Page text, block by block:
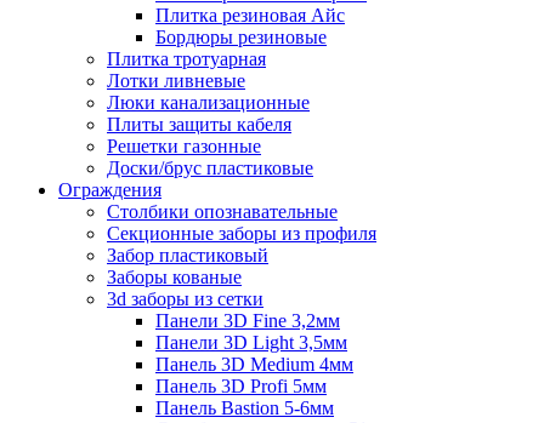
Плитка резиновая Айс
Бордюры резиновые
Плитка тротуарная
Лотки ливневые
Люки канализационные
Плиты защиты кабеля
Решетки газонные
Доски/брус пластиковые
Ограждения
Столбики опознавательные
Секционные заборы из профиля
Забор пластиковый
Заборы кованые
3d заборы из сетки
Панели 3D Fine 3,2мм
Панели 3D Light 3,5мм
Панель 3D Medium 4мм
Панель 3D Profi 5мм
Панель Bastion 5-6мм